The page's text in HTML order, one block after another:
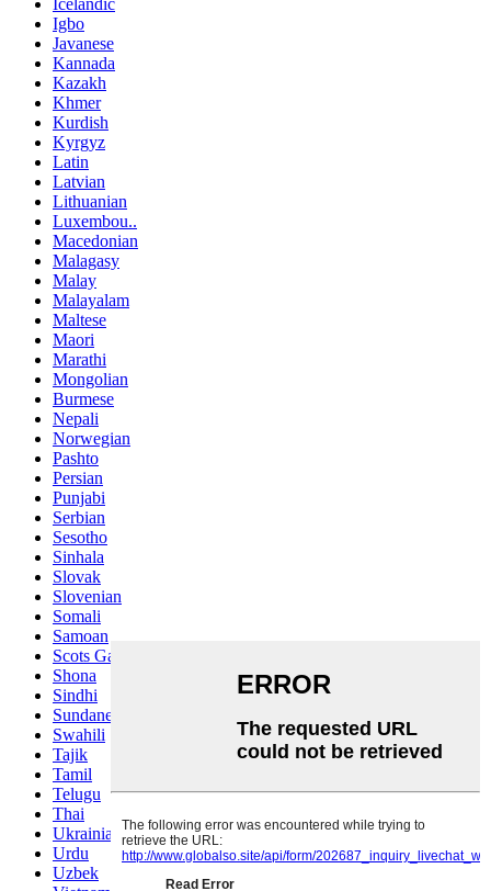
Icelandic
Igbo
Javanese
Kannada
Kazakh
Khmer
Kurdish
Kyrgyz
Latin
Latvian
Lithuanian
Luxembou..
Macedonian
Malagasy
Malay
Malayalam
Maltese
Maori
Marathi
Mongolian
Burmese
Nepali
Norwegian
Pashto
Persian
Punjabi
Serbian
Sesotho
Sinhala
Slovak
Slovenian
Somali
Samoan
Scots Gaelic
Shona
Sindhi
Sundanese
Swahili
Tajik
Tamil
Telugu
Thai
Ukrainian
Urdu
Uzbek